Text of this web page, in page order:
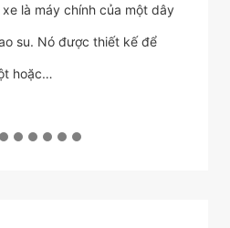
là máy chính của một dây
su. Nó được thiết kế để
hoặc…